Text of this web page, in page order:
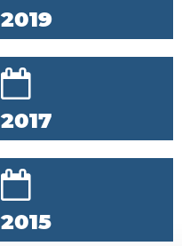
2019
2017
2015